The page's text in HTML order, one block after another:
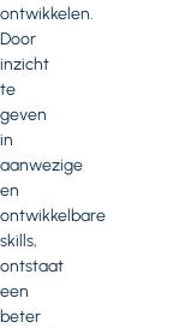
ontwikkelen.
Door
inzicht
te
geven
in
aanwezige
en
ontwikkelbare
skills,
ontstaat
een
beter